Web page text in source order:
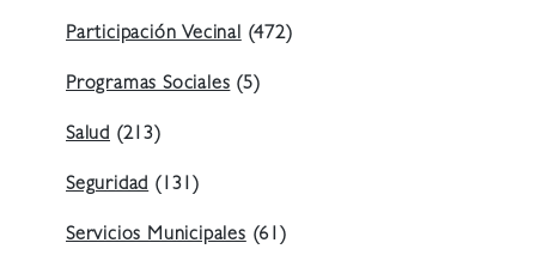
Participación Vecinal (472)
Programas Sociales (5)
Salud (213)
Seguridad (131)
Servicios Municipales (61)